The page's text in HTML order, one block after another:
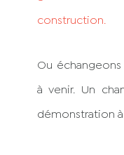
construction.
Ou
à venir. Un
démonstration à